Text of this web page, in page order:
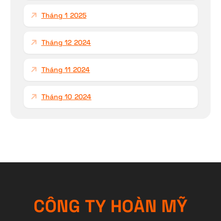
Tháng 1 2025
Tháng 12 2024
Tháng 11 2024
Tháng 10 2024
CÔNG TY HOÀN MỸ